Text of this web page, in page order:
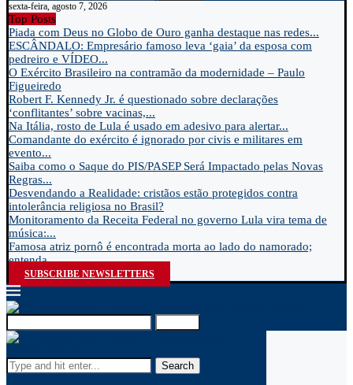
sexta-feira, agosto 7, 2026
Top Posts
Piada com Deus no Globo de Ouro ganha destaque nas redes...
ESCÂNDALO: Empresário famoso leva ‘gaia’ da esposa com
pedreiro e VÍDEO...
O Exército Brasileiro na contramão da modernidade – Paulo
Figueiredo
Robert F. Kennedy Jr. é questionado sobre declarações
‘conflitantes’ sobre vacinas,...
Na Itália, rosto de Lula é usado em adesivo para alertar...
Comandante do exército é ignorado por civis e militares em
evento...
Saiba como o Saque do PIS/PASEP Será Impactado pelas Novas
Regras...
Desvendando a Realidade: cristãos estão protegidos contra
intolerância religiosa no Brasil?
Monitoramento da Receita Federal no governo Lula vira tema de
música:...
Famosa atriz pornô é encontrada morta ao lado do namorado;
entenda...
SUBSCRIBE NEWSLETTERS
Search